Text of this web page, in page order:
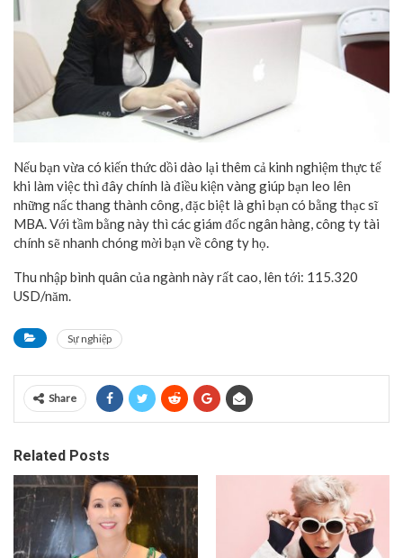
Nếu bạn vừa có kiến thức dồi dào lại thêm cả kinh nghiệm thực tế
khi làm việc thì đây chính là điều kiện vàng giúp bạn leo lên
những nấc thang thành công, đặc biệt là ghi bạn có bằng thạc sĩ
MBA. Với tầm bằng này thì các giám đốc ngân hàng, công ty tài
chính sẽ nhanh chóng mời bạn về công ty họ.
Thu nhập bình quân của ngành này rất cao, lên tới: 115.320
USD/năm.
Sự nghiệp
Share
Related Posts